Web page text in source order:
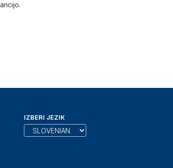
IZBERI JEZIK